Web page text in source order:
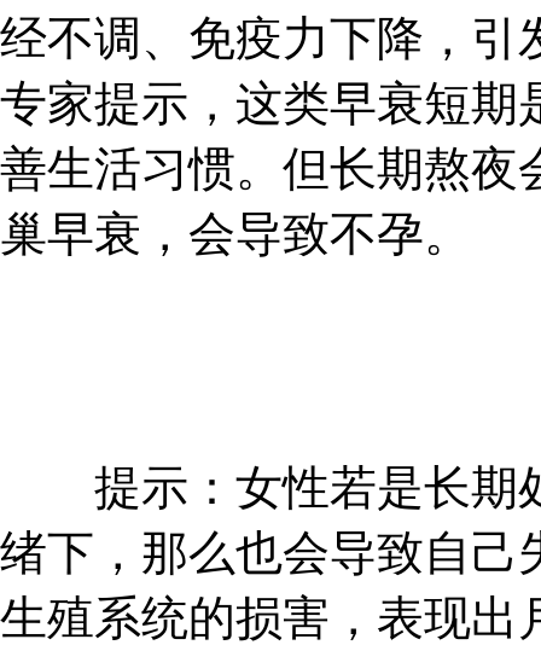
经不调、免疫力下降，引
专家提示，这类早衰短期
善生活习惯。但长期熬夜
巢早衰，会导致不孕。
提示：女性若是长期
绪下，那么也会导致自己
生殖系统的损害，表现出